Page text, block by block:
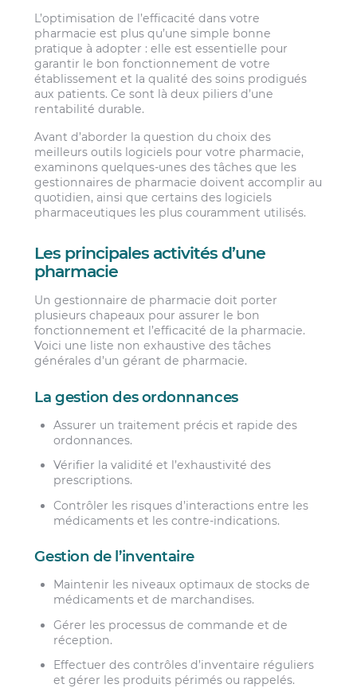
L’optimisation de l’efficacité dans votre
pharmacie est plus qu’une simple bonne
pratique à adopter : elle est essentielle pour
garantir le bon fonctionnement de votre
établissement et la qualité des soins prodigués
aux patients. Ce sont là deux piliers d’une
rentabilité durable.
Avant d’aborder la question du choix des
meilleurs outils logiciels pour votre pharmacie,
examinons quelques-unes des tâches que les
gestionnaires de pharmacie doivent accomplir au
quotidien, ainsi que certains des logiciels
pharmaceutiques les plus couramment utilisés.
Les principales activités d’une
pharmacie
Un gestionnaire de pharmacie doit porter
plusieurs chapeaux pour assurer le bon
fonctionnement et l’efficacité de la pharmacie.
Voici une liste non exhaustive des tâches
générales d’un gérant de pharmacie.
La gestion des ordonnances
Assurer un traitement précis et rapide des
ordonnances.
Vérifier la validité et l’exhaustivité des
prescriptions.
Contrôler les risques d’interactions entre les
médicaments et les contre-indications.
Gestion de l’inventaire
Maintenir les niveaux optimaux de stocks de
médicaments et de marchandises.
Gérer les processus de commande et de
réception.
Effectuer des contrôles d’inventaire réguliers
et gérer les produits périmés ou rappelés.